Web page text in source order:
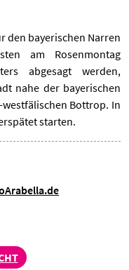
den bayerischen Narren
am Rosenmontag
abgesagt werden,
nahe der bayerischen
Bottrop. In
starten.